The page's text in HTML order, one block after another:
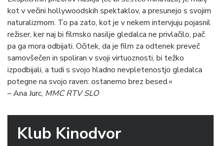
kot v večini hollywoodskih spektaklov, a presunejo s svojim
naturalizmom. To pa zato, kot je v nekem intervjuju pojasnil
režiser, ker naj bi filmsko nasilje gledalca ne privlačilo, pač
pa ga mora odbijati. Očitek, da je film za odtenek preveč
samovšečen in spoliran v svoji virtuoznosti, bi težko
izpodbijali, a tudi s svojo hladno nevpletenostjo gledalca
potegne na svojo raven: ostanemo brez besed.«
– Ana Jurc, MMC RTV SLO
Klub Kinodvor